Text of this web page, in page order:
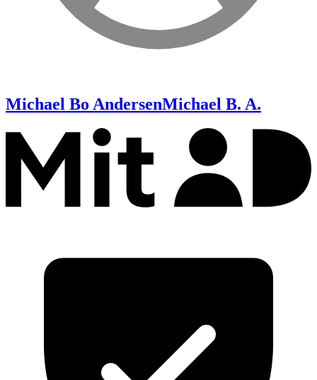
Michael Bo AndersenMichael B. A.